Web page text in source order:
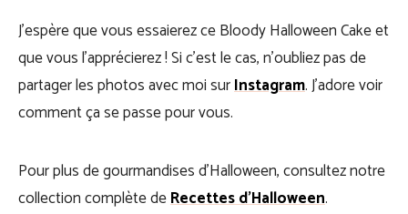
J’espère que vous essaierez ce Bloody Halloween Cake et
que vous l’apprécierez ! Si c’est le cas, n’oubliez pas de
partager les photos avec moi surInstagram. J’adore voir
comment ça se passe pour vous.
Pour plus de gourmandises d’Halloween, consultez notre
collection complète deRecettes d’Halloween.